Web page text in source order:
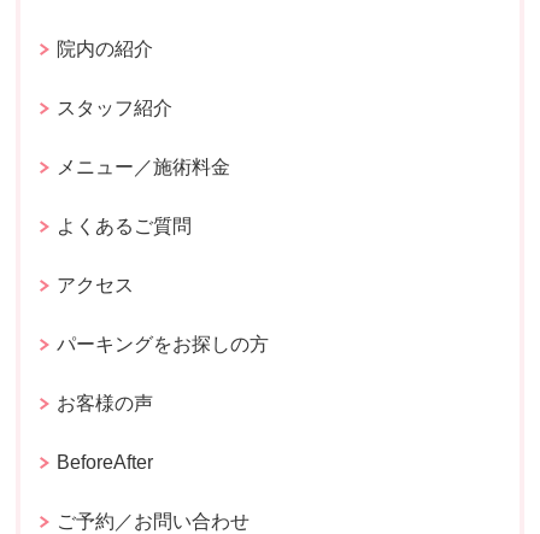
院内の紹介
スタッフ紹介
メニュー／施術料金
よくあるご質問
アクセス
パーキングをお探しの方
お客様の声
BeforeAfter
ご予約／お問い合わせ